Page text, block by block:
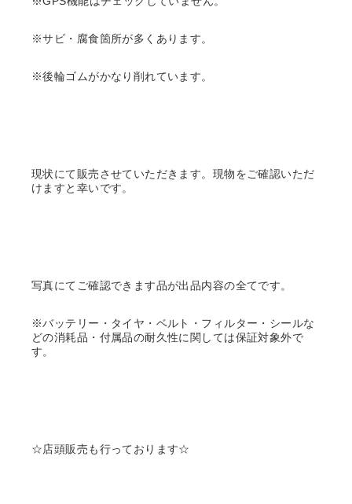
※サビ・腐食箇所が多くあります。
※後輪ゴムがかなり削れています。
現状にて販売させていただきます。現物をご確認いただ
けますと幸いです。
写真にてご確認できます品が出品内容の全てです。
※バッテリー・タイヤ・ベルト・フィルター・シールな
どの消耗品・付属品の耐久性に関しては保証対象外で
す。
☆店頭販売も行っております☆